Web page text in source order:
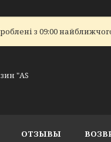
з 09:00
"AS
ОТЗЫВЫ